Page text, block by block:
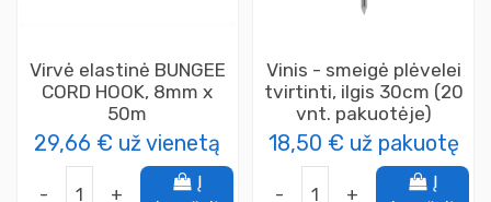
Virvė elastinė BUNGEE
CORD HOOK, 8mm x
50m
29,66 € už vienetą
- +
Į
Vinis - smeigė plėvelei
tvirtinti, ilgis 30cm (20
vnt. pakuotėje)
18,50 € už pakuotę
- +
Į